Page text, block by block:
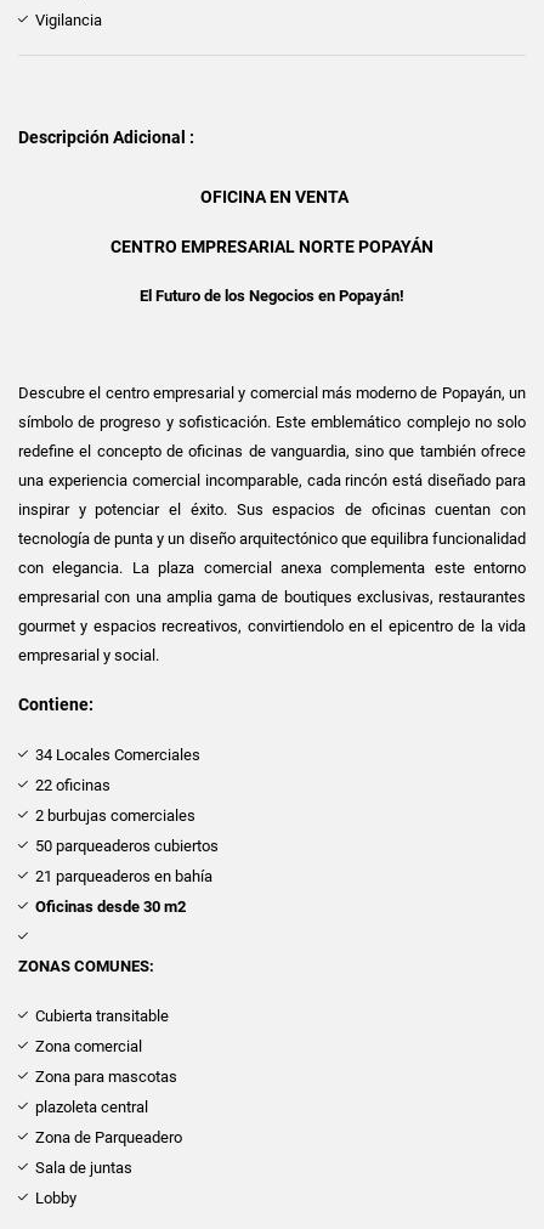
Vigilancia
Descripción Adicional :
OFICINA EN VENTA
CENTRO EMPRESARIAL NORTE POPAYÁN
El Futuro de los Negocios en Popayán!
Descubre el centro empresarial y comercial más moderno de Popayán, un
símbolo de progreso y sofisticación. Este emblemático complejo no solo
redefine el concepto de oficinas de vanguardia, sino que también ofrece
una experiencia comercial incomparable, cada rincón está diseñado para
inspirar y potenciar el éxito. Sus espacios de oficinas cuentan con
tecnología de punta y un diseño arquitectónico que equilibra funcionalidad
con elegancia. La plaza comercial anexa complementa este entorno
empresarial con una amplia gama de boutiques exclusivas, restaurantes
gourmet y espacios recreativos, convirtiendolo en el epicentro de la vida
empresarial y social.
Contiene:
34 Locales Comerciales
22 oficinas
2 burbujas comerciales
50 parqueaderos cubiertos
21 parqueaderos en bahía
Oficinas desde 30 m2
ZONAS COMUNES:
Cubierta transitable
Zona comercial
Zona para mascotas
plazoleta central
Zona de Parqueadero
Sala de juntas
Lobby